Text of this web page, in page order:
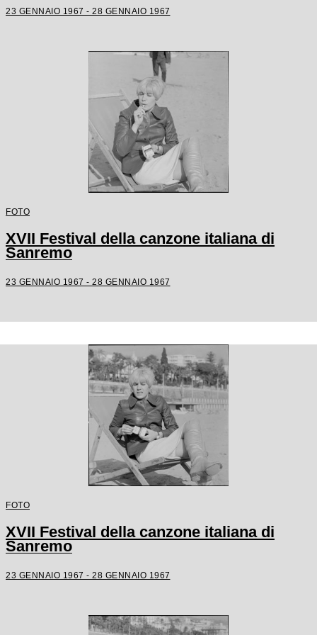
23 GENNAIO 1967 - 28 GENNAIO 1967
FOTO
XVII Festival della canzone italiana di
Sanremo
23 GENNAIO 1967 - 28 GENNAIO 1967
FOTO
XVII Festival della canzone italiana di
Sanremo
23 GENNAIO 1967 - 28 GENNAIO 1967